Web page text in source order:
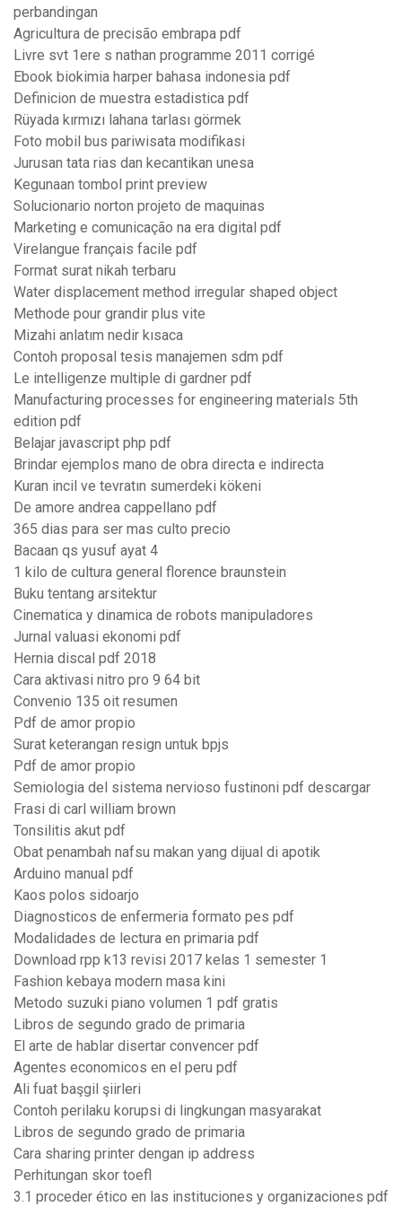
perbandingan
Agricultura de precisão embrapa pdf
Livre svt 1ere s nathan programme 2011 corrigé
Ebook biokimia harper bahasa indonesia pdf
Definicion de muestra estadistica pdf
Rüyada kırmızı lahana tarlası görmek
Foto mobil bus pariwisata modifikasi
Jurusan tata rias dan kecantikan unesa
Kegunaan tombol print preview
Solucionario norton projeto de maquinas
Marketing e comunicação na era digital pdf
Virelangue français facile pdf
Format surat nikah terbaru
Water displacement method irregular shaped object
Methode pour grandir plus vite
Mizahi anlatım nedir kısaca
Contoh proposal tesis manajemen sdm pdf
Le intelligenze multiple di gardner pdf
Manufacturing processes for engineering materials 5th
edition pdf
Belajar javascript php pdf
Brindar ejemplos mano de obra directa e indirecta
Kuran incil ve tevratın sumerdeki kökeni
De amore andrea cappellano pdf
365 dias para ser mas culto precio
Bacaan qs yusuf ayat 4
1 kilo de cultura general florence braunstein
Buku tentang arsitektur
Cinematica y dinamica de robots manipuladores
Jurnal valuasi ekonomi pdf
Hernia discal pdf 2018
Cara aktivasi nitro pro 9 64 bit
Convenio 135 oit resumen
Pdf de amor propio
Surat keterangan resign untuk bpjs
Pdf de amor propio
Semiologia del sistema nervioso fustinoni pdf descargar
Frasi di carl william brown
Tonsilitis akut pdf
Obat penambah nafsu makan yang dijual di apotik
Arduino manual pdf
Kaos polos sidoarjo
Diagnosticos de enfermeria formato pes pdf
Modalidades de lectura en primaria pdf
Download rpp k13 revisi 2017 kelas 1 semester 1
Fashion kebaya modern masa kini
Metodo suzuki piano volumen 1 pdf gratis
Libros de segundo grado de primaria
El arte de hablar disertar convencer pdf
Agentes economicos en el peru pdf
Ali fuat başgil şiirleri
Contoh perilaku korupsi di lingkungan masyarakat
Libros de segundo grado de primaria
Cara sharing printer dengan ip address
Perhitungan skor toefl
3.1 proceder ético en las instituciones y organizaciones pdf